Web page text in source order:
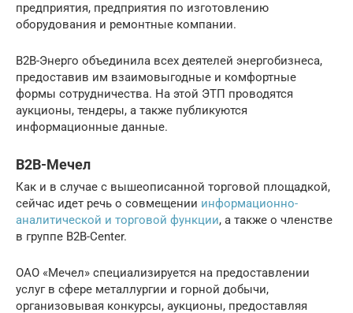
предприятия, предприятия по изготовлению
оборудования и ремонтные компании.
В2В-Энерго объединила всех деятелей энергобизнеса,
предоставив им взаимовыгодные и комфортные
формы сотрудничества. На этой ЭТП проводятся
аукционы, тендеры, а также публикуются
информационные данные.
B2B-Мечел
Как и в случае с вышеописанной торговой площадкой,
сейчас идет речь о совмещении информационно-
аналитической и торговой функции, а также о членстве
в группе B2B-Center.
ОАО «Мечел» специализируется на предоставлении
услуг в сфере металлургии и горной добычи,
организовывая конкурсы, аукционы, предоставляя